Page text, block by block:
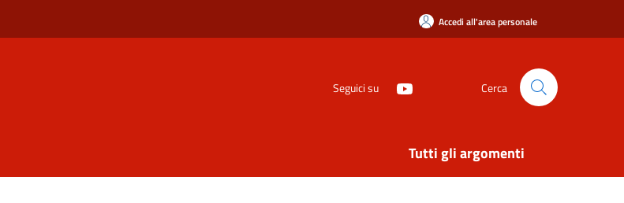
Accedi all'area personale
Seguici su Cerca
Tutti gli argomenti